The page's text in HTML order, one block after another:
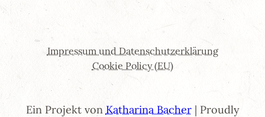
Impressum und Datenschutzerklärung
Cookie Policy (EU)
Ein Projekt von Katharina Bacher| Proudly